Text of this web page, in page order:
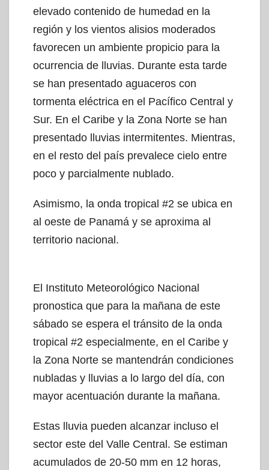
elevado contenido de humedad en la
región y los vientos alisios moderados
favorecen un ambiente propicio para la
ocurrencia de lluvias. Durante esta tarde
se han presentado aguaceros con
tormenta eléctrica en el Pacífico Central y
Sur. En el Caribe y la Zona Norte se han
presentado lluvias intermitentes. Mientras,
en el resto del país prevalece cielo entre
poco y parcialmente nublado.
Asimismo, la onda tropical #2 se ubica en
al oeste de Panamá y se aproxima al
territorio nacional.
El Instituto Meteorológico Nacional
pronostica que para la mañana de este
sábado se espera el tránsito de la onda
tropical #2 especialmente, en el Caribe y
la Zona Norte se mantendrán condiciones
nubladas y lluvias a lo largo del día, con
mayor acentuación durante la mañana.
Estas lluvia pueden alcanzar incluso el
sector este del Valle Central. Se estiman
acumulados de 20-50 mm en 12 horas,